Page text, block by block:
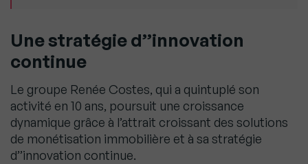
Une stratégie d’’innovation
continue
Le groupe Renée Costes, qui a quintuplé son
activité en 10 ans, poursuit une croissance
dynamique grâce à l’attrait croissant des solutions
de monétisation immobilière et à sa stratégie
d’’innovation continue.